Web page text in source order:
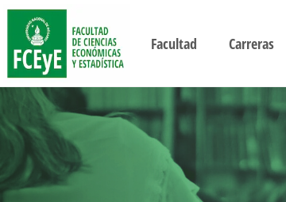
Facultad Carreras